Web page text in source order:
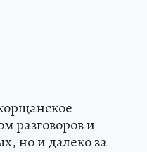
разговоров и
но и далеко за